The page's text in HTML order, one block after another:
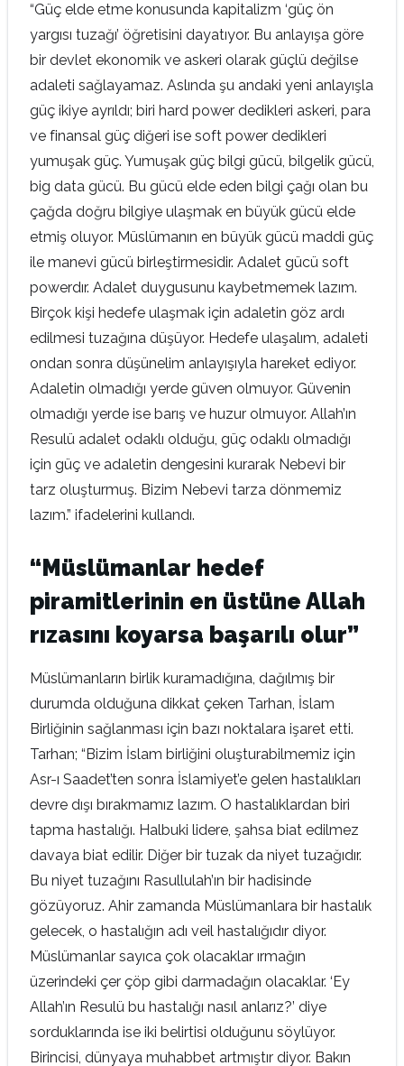
“Güç elde etme konusunda kapitalizm ‘güç ön
yargısı tuzağı’ öğretisini dayatıyor. Bu anlayışa göre
bir devlet ekonomik ve askeri olarak güçlü değilse
adaleti sağlayamaz. Aslında şu andaki yeni anlayışla
güç ikiye ayrıldı; biri hard power dedikleri askeri, para
ve finansal güç diğeri ise soft power dedikleri
yumuşak güç. Yumuşak güç bilgi gücü, bilgelik gücü,
big data gücü. Bu gücü elde eden bilgi çağı olan bu
çağda doğru bilgiye ulaşmak en büyük gücü elde
etmiş oluyor. Müslümanın en büyük gücü maddi güç
ile manevi gücü birleştirmesidir. Adalet gücü soft
powerdır. Adalet duygusunu kaybetmemek lazım.
Birçok kişi hedefe ulaşmak için adaletin göz ardı
edilmesi tuzağına düşüyor. Hedefe ulaşalım, adaleti
ondan sonra düşünelim anlayışıyla hareket ediyor.
Adaletin olmadığı yerde güven olmuyor. Güvenin
olmadığı yerde ise barış ve huzur olmuyor. Allah’ın
Resulü adalet odaklı olduğu, güç odaklı olmadığı
için güç ve adaletin dengesini kurarak Nebevi bir
tarz oluşturmuş. Bizim Nebevi tarza dönmemiz
lazım.” ifadelerini kullandı.
“Müslümanlar hedef
piramitlerinin en üstüne Allah
rızasını koyarsa başarılı olur”
Müslümanların birlik kuramadığına, dağılmış bir
durumda olduğuna dikkat çeken Tarhan, İslam
Birliğinin sağlanması için bazı noktalara işaret etti.
Tarhan; “Bizim İslam birliğini oluşturabilmemiz için
Asr-ı Saadet’ten sonra İslamiyet’e gelen hastalıkları
devre dışı bırakmamız lazım. O hastalıklardan biri
tapma hastalığı. Halbuki lidere, şahsa biat edilmez
davaya biat edilir. Diğer bir tuzak da niyet tuzağıdır.
Bu niyet tuzağını Rasullulah’ın bir hadisinde
gözüyoruz. Ahir zamanda Müslümanlara bir hastalık
gelecek, o hastalığın adı veil hastalığıdır diyor.
Müslümanlar sayıca çok olacaklar ırmağın
üzerindeki çer çöp gibi darmadağın olacaklar. ‘Ey
Allah’ın Resulü bu hastalığı nasıl anlarız?’ diye
sorduklarında ise iki belirtisi olduğunu söylüyor.
Birincisi, dünyaya muhabbet artmıştır diyor. Bakın